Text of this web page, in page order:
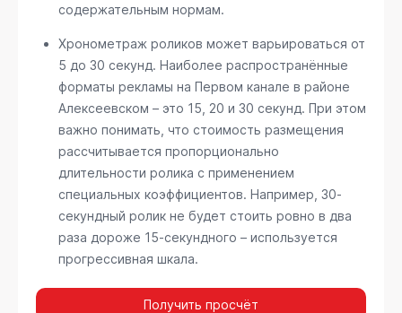
содержательным нормам.
Хронометраж роликов может варьироваться от
5 до 30 секунд. Наиболее распространённые
форматы рекламы на Первом канале в районе
Алексеевском – это 15, 20 и 30 секунд. При этом
важно понимать, что стоимость размещения
рассчитывается пропорционально
длительности ролика с применением
специальных коэффициентов. Например, 30-
секундный ролик не будет стоить ровно в два
раза дороже 15-секундного – используется
прогрессивная шкала.
Получить просчёт